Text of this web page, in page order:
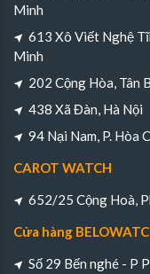
Minh
613 Xô Viết Nghệ
Minh
202 Cộng Hòa, Tân
438 Xã Đàn, Hà Nội
94 Nại Nam, P. Hòa
CAROT WATCH
652/25 Cộng Hoà,
Cửa hàng
Số 29 Bến nghé - P